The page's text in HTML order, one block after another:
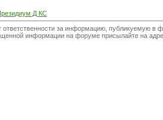
Д КС
ответственности за информацию, публикуемую
информации на форуме присылайте на